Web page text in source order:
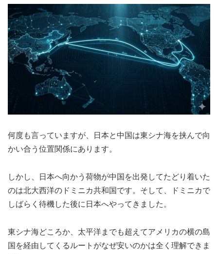
何度も言っていますが、日本と中国は東シナ海を挟んで向
かい合う位置関係にあります。
しかし、日本へ向かう荷物が中国を出発してたどり着いた
のは北大西洋のドミニカ共和国です。そして、ドミニカで
しばらく待機した後に日本へやってきました。
東シナ海どころか、太平洋までも超えてアメリカの横の島
国を経由してくるルートがなぜ安いのかは全く理解できま